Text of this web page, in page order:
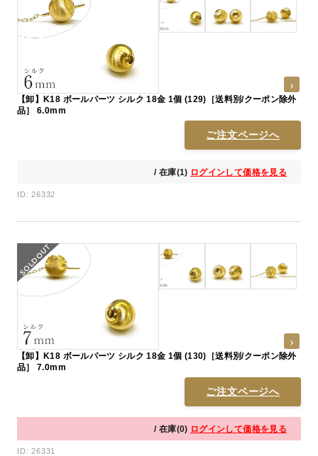
【卸】K18 ボールパーツ シルク 18金 1個 (129)［送料別/クーポン除外
品］ 6.0mm
ご注文ページへ
/ 在庫(1) ログインして価格を見る
ID: 26332
【卸】K18 ボールパーツ シルク 18金 1個 (130)［送料別/クーポン除外
品］ 7.0mm
ご注文ページへ
/ 在庫(0) ログインして価格を見る
ID: 26331